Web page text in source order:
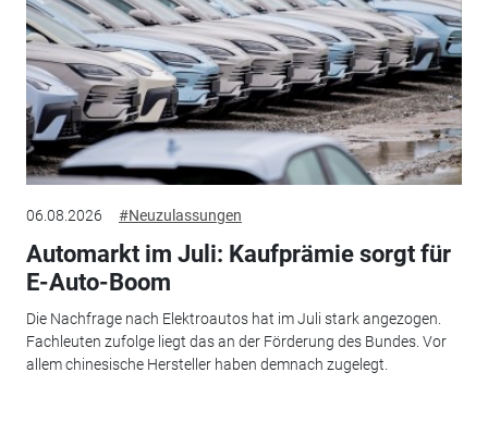
06.08.2026 #Neuzulassungen
Automarkt im Juli: Kaufprämie sorgt für
E-Auto-Boom
Die Nachfrage nach Elektroautos hat im Juli stark angezogen.
Fachleuten zufolge liegt das an der Förderung des Bundes. Vor
allem chinesische Hersteller haben demnach zugelegt.